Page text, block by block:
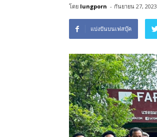
โดย lungporn - กันยายน 27, 2023
แบ่งปันบนเฟสบุ๊ค